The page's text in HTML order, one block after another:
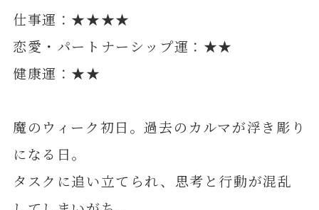
仕事運：★★★★
恋愛・パートナーシップ運：★★
健康運：★★
魔のウィーク初日。過去のカルマが浮き彫り
になる日。
タスクに追い立てられ、思考と行動が混乱